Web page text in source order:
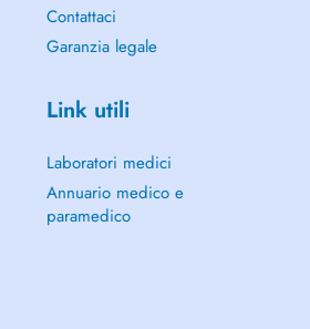
Contattaci
Garanzia legale
Link utili
Laboratori medici
Annuario medico e
paramedico